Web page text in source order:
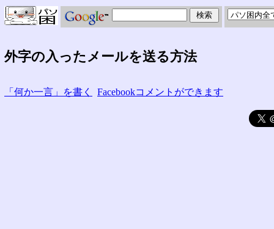
外字の入ったメールを送る方法
「何か一言」を書く Facebookコメントができます